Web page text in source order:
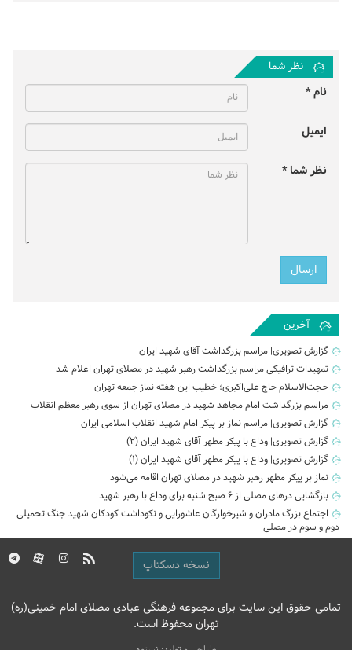
نظر شما
نام *
ایمیل
نظر شما *
آخرین
گزارش تصویری| مراسم بزرگداشت آقای شهید ایران
تمهیدات ترافیکی مراسم بزرگداشت رهبر شهید در مصلای تهران اعلام شد
حجت‌الاسلام حاج علی‌اکبری؛ خطیب این هفته نماز جمعه تهران
مراسم بزرگداشت امام مجاهد شهید در مصلای تهران از سوی رهبر معظم انقلاب
گزارش تصویری| مراسم نماز بر پیکر امام شهید انقلاب اسلامی ایران
گزارش تصویری| وداع با پیکر مطهر آقای شهید ایران (2)
گزارش تصویری| وداع با پیکر مطهر آقای شهید ایران (1)
نماز بر پیکر مطهر رهبر شهید در مصلای تهران اقامه می‌شود
بازگشایی درهای مصلی از ۶ صبح شنبه برای وداع با رهبر شهید
اجتماع بزرگ مادران و شیرخوارگان عاشورایی و نکوداشت کودکان شهید جنگ تحمیلی
دوم و سوم در مصلی
نسخه دسکتاپ
تمامی حقوق این سایت برای مجموعه فرهنگی عبادی مصلای امام خمینی(ره)
تهران محفوظ است.